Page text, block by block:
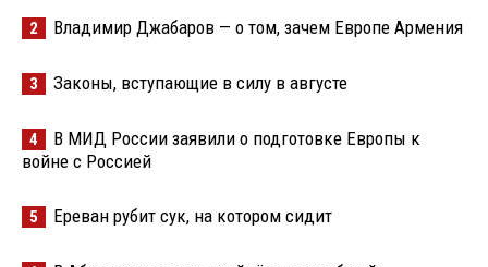
2 Владимир Джабаров — о том, зачем Европе Армения
3 Законы, вступающие в силу в августе
4
В МИД России заявили о подготовке Европы к
войне с Россией
5 Ереван рубит сук, на котором сидит